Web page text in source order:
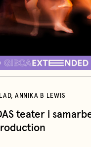
ANNIKA B LEWIS
teater i